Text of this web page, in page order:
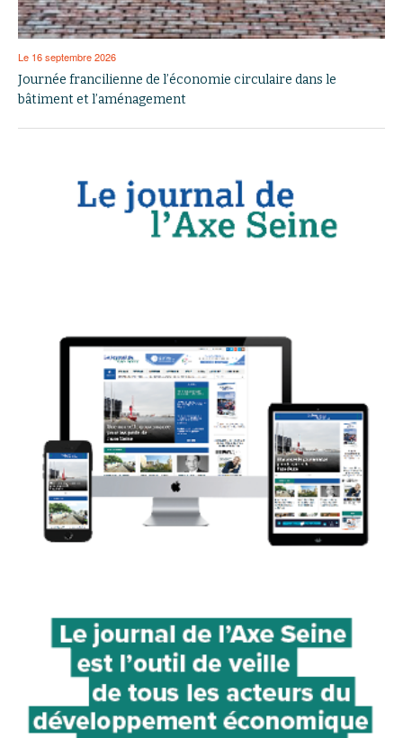
Le 16 septembre 2026
Journée francilienne de l’économie circulaire dans le
bâtiment et l’aménagement